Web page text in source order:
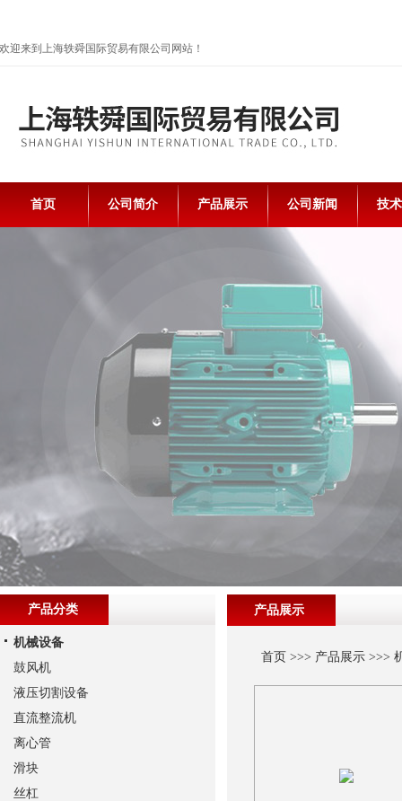
欢迎来到上海轶舜国际贸易有限公司网站！
首页 公司简介 产品展示 公司新闻 技
产品展示
首页 >>> 产品展示>>>
产品分类
机械设备
鼓风机
液压切割设备
直流整流机
离心管
滑块
丝杠